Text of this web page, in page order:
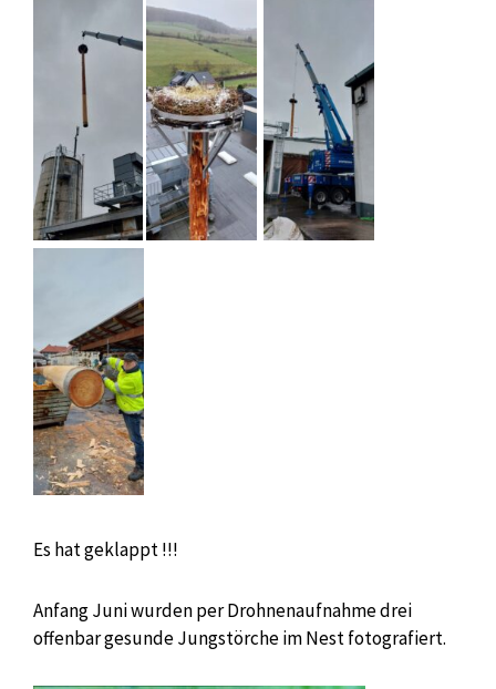
Es hat geklappt !!!
Anfang Juni wurden per Drohnenaufnahme drei
offenbar gesunde Jungstörche im Nest fotografiert.